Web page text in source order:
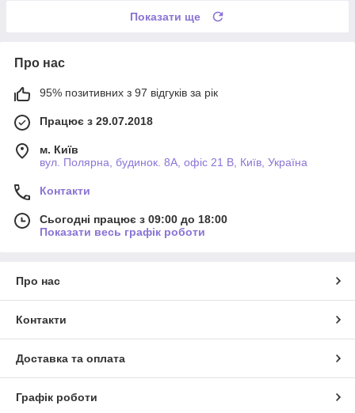
Показати ще
Про нас
95% позитивних з 97 відгуків за рік
Працює з 29.07.2018
м. Київ
вул. Полярна, будинок. 8А, офіс 21 В, Київ, Україна
Контакти
Сьогодні працює з 09:00 до 18:00
Показати весь графік роботи
Про нас
Контакти
Доставка та оплата
Графік роботи